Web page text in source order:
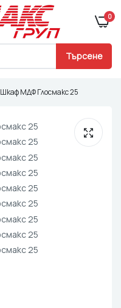
0
Търсене
Шкаф МДФ Глосмакс 25